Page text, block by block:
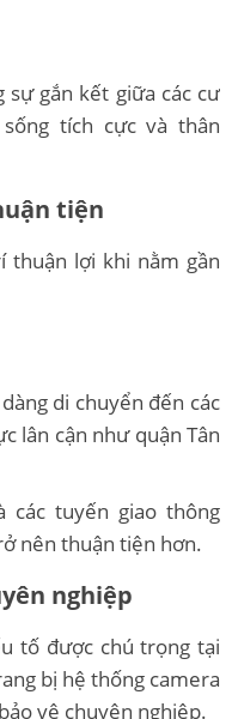
sự gắn kết giữa các cư
tích cực và thân
tiện
thuận lợi khi nằm gần
di chuyển đến các
lân cận như quận Tân
các tuyến giao thông
nên thuận tiện hơn.
nghiệp
tố được chú trọng tại
bị hệ thống camera
vệ chuyên nghiệp.